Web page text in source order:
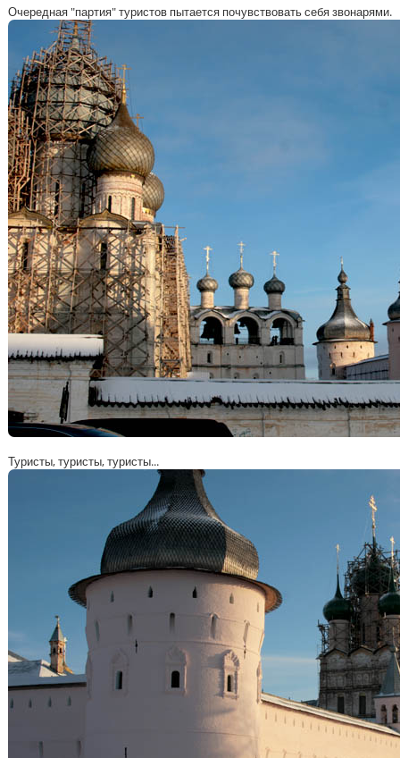
Очередная "партия" туристов пытается почувствовать себя звонарями.
Туристы, туристы, туристы...